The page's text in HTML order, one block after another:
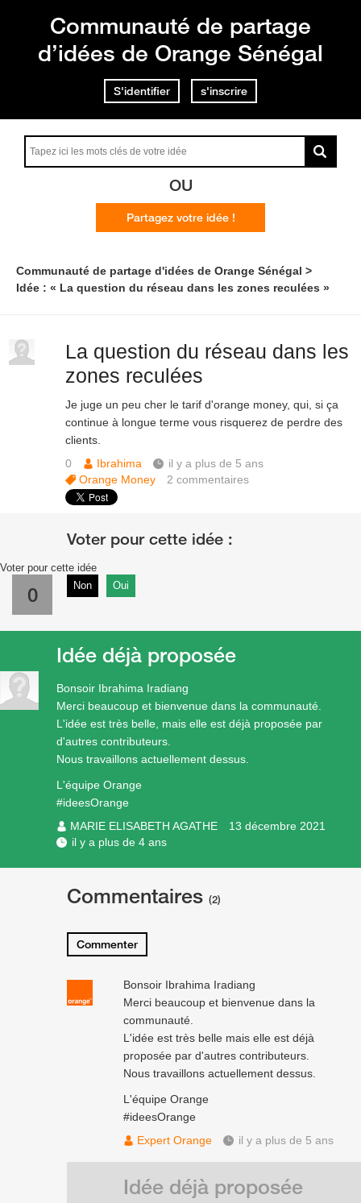
Communauté de partage
d’idées de Orange Sénégal
S'identifier s'inscrire
OU
Partagez votre idée !
Communauté de partage d'idées de Orange Sénégal
Idée : « La question du réseau dans les zones reculées »
La question du réseau dans les
zones reculées
Je juge un peu cher le tarif d'orange money, qui, si ça
continue à longue terme vous risquerez de perdre des
clients.
0
Ibrahima
il y a plus de 5 ans
Orange Money
2commentaires
Voter pour cette idée
0 Non Oui
Bonsoir Ibrahima Iradiang
Merci beaucoup et bienvenue dans la communauté.
L'idée est très belle, mais elle est déjà proposée par
d'autres contributeurs.
Nous travaillons actuellement dessus.
L'équipe Orange
#ideesOrange
MARIE ELISABETH AGATHE
13 décembre 2021
il y a plus de 4 ans
Idée déjà proposée
Commentaires (2)
Commenter
Bonsoir Ibrahima Iradiang
Merci beaucoup et bienvenue dans la
communauté.
L'idée est très belle mais elle est déjà
proposée par d'autres contributeurs.
Nous travaillons actuellement dessus.
L'équipe Orange
#ideesOrange
Expert Orange
il y a plus de 5 ans
Idée déjà proposée